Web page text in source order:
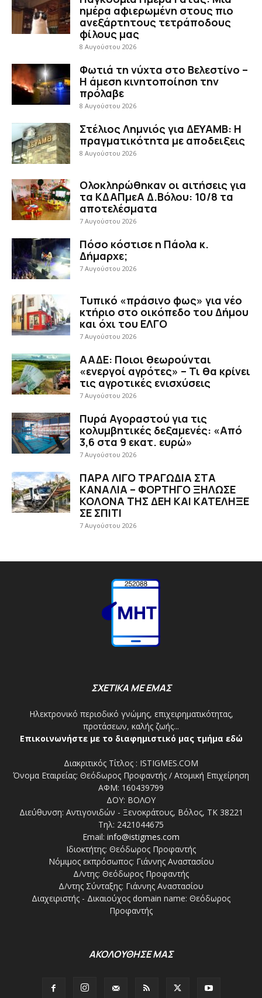
ημέρα αφιερωμένη στους πιο
ανεξάρτητους τετράποδους
φίλους μας
8 Αυγούστου 2026
Φωτιά τη νύχτα στο Βελεστίνο –
Η άμεση κινητοποίηση την
πρόλαβε
8 Αυγούστου 2026
Στέλιος Λημνιός για ΔΕΥΑΜΒ: Η
πραγματικότητα με αποδειξεις
8 Αυγούστου 2026
Ολοκληρώθηκαν οι αιτήσεις για
τα ΚΔΑΠμεΑ Δ.Βόλου: 10/8 τα
αποτελέσματα
7 Αυγούστου 2026
Πόσο κόστισε η Πάολα κ.
Δήμαρχε;
7 Αυγούστου 2026
Τυπικό «πράσινο φως» για νέο
κτήριο στο οικόπεδο του Δήμου
και όχι του ΕΛΓΟ
7 Αυγούστου 2026
ΑΑΔΕ: Ποιοι θεωρούνται
«ενεργοί αγρότες» – Τι θα κρίνει
τις αγροτικές ενισχύσεις
7 Αυγούστου 2026
Πυρά Αγοραστού για τις
κολυμβητικές δεξαμενές: «Από
3,6 στα 9 εκατ. ευρώ»
7 Αυγούστου 2026
ΠΑΡΑ ΛΙΓΟ ΤΡΑΓΩΔΙΑ ΣΤΑ
ΚΑΝΑΛΙΑ – ΦΟΡΤΗΓΟ ΞΗΛΩΣΕ
ΚΟΛΟΝΑ ΤΗΣ ΔΕΗ ΚΑΙ ΚΑΤΕΛΗΞΕ
ΣΕ ΣΠΙΤΙ
7 Αυγούστου 2026
ΣΧΕΤΙΚΑ ΜΕ ΕΜΑΣ
Ηλεκτρονικό περιοδικό γνώμης, επιχειρηματικότητας,
προτάσεων, καλής ζωής...
Επικοινωνήστε με το διαφημιστικό μας τμήμα εδώ
Διακριτικός Τίτλος : ISTIGMES.COM
Όνομα Εταιρείας: Θεόδωρος Προφαντής / Ατομική Επιχείρηση
ΑΦΜ: 160439799
ΔΟΥ: ΒΟΛΟΥ
Διεύθυνση: Αντιγονιδών - Ξενοκράτους, Βόλος, ΤΚ 38221
Τηλ: 2421044675
Email: info@istigmes.com
Ιδιοκτήτης: Θεόδωρος Προφαντής
Νόμιμος εκπρόσωπος: Γιάννης Αναστασίου
Δ/ντης: Θεόδωρος Προφαντής
Δ/ντης Σύνταξης: Γιάννης Αναστασίου
Διαχειριστής - Δικαιούχος domain name: Θεόδωρος
Προφαντής
ΑΚΟΛΟΥΘΗΣΕ ΜΑΣ